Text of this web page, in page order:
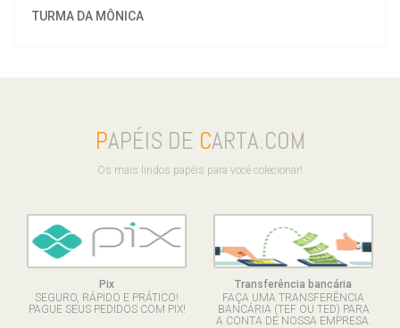
TURMA DA MÔNICA
PAPÉIS DE CARTA.COM
Os mais lindos papéis para você colecionar!
Pix
SEGURO, RÁPIDO E PRÁTICO!
PAGUE SEUS PEDIDOS COM PIX!
Transferência bancária
FAÇA UMA TRANSFERÊNCIA
BANCÁRIA (TEF OU TED) PARA
A CONTA DE NOSSA EMPRESA.